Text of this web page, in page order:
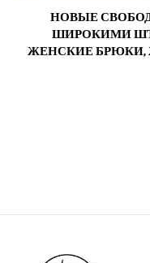
НОВЫЕ
ШИРОКИМИ
ЖЕНСКИЕ БРЮКИ,